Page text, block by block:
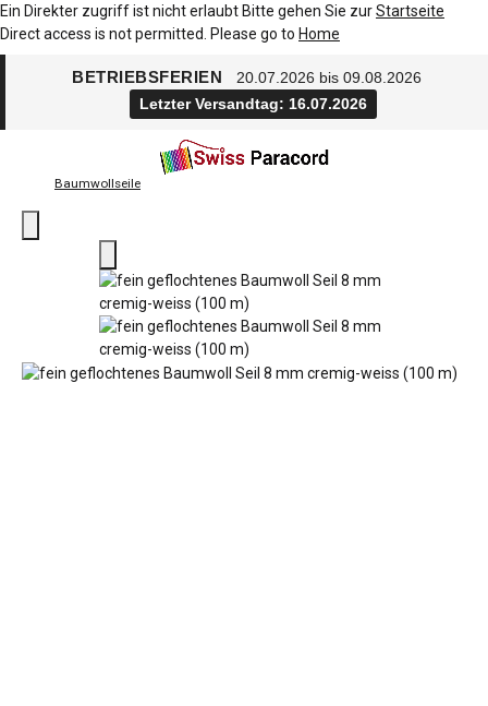
Ein Direkter zugriff ist nicht erlaubt Bitte gehen Sie zurStartseite
Direct access is not permitted. Please go to Home
BETRIEBSFERIEN
20.07.2026 bis 09.08.2026
Letzter Versandtag: 16.07.2026
Baumwollseile